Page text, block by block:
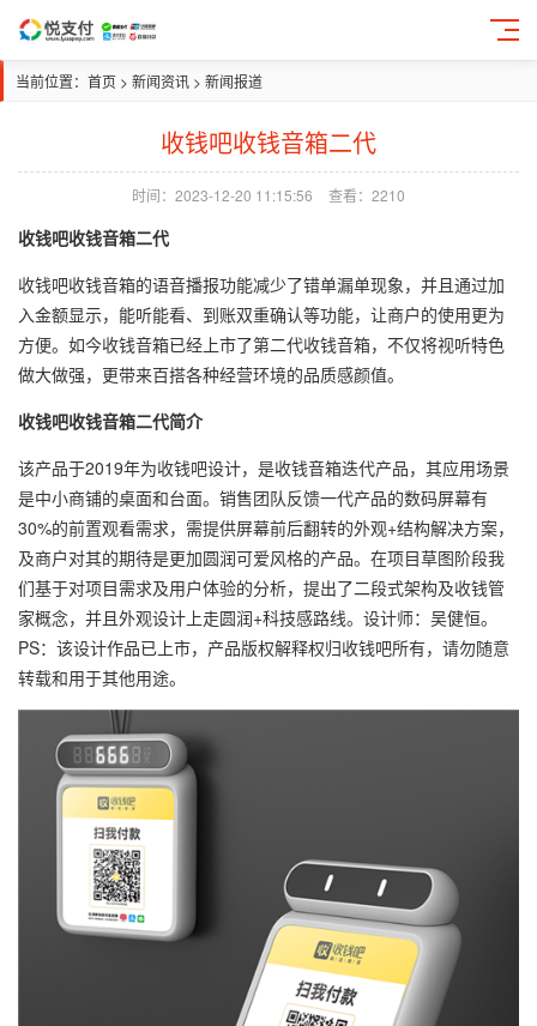
当前位置： 首页 > 新闻资讯 > 新闻报道
收钱吧收钱音箱二代
时间：2023-12-20 11:15:56 查看：2210
收钱吧收钱音箱二代
收钱吧收钱音箱的语音播报功能减少了错单漏单现象，并且通过加
入金额显示，能听能看、到账双重确认等功能，让商户的使用更为
方便。如今收钱音箱已经上市了第二代收钱音箱，不仅将视听特色
做大做强，更带来百搭各种经营环境的品质感颜值。
收钱吧收钱音箱二代简介
该产品于2019年为收钱吧设计，是收钱音箱迭代产品，其应用场景
是中小商铺的桌面和台面。销售团队反馈一代产品的数码屏幕有
30%的前置观看需求，需提供屏幕前后翻转的外观+结构解决方案，
及商户对其的期待是更加圆润可爱风格的产品。在项目草图阶段我
们基于对项目需求及用户体验的分析，提出了二段式架构及收钱管
家概念，并且外观设计上走圆润+科技感路线。设计师：吴健恒。
PS：该设计作品已上市，产品版权解释权归收钱吧所有，请勿随意
转载和用于其他用途。